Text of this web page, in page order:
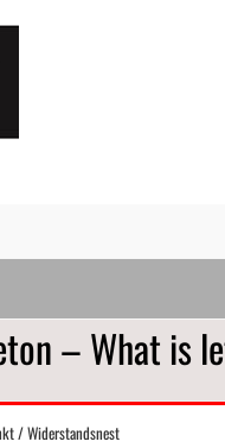
– What is
/ Widerstandsnest